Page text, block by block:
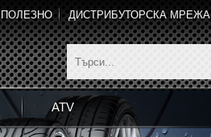
ПОЛЕЗНО ДИСТРИБУТОРСКА МРЕЖА
ATV